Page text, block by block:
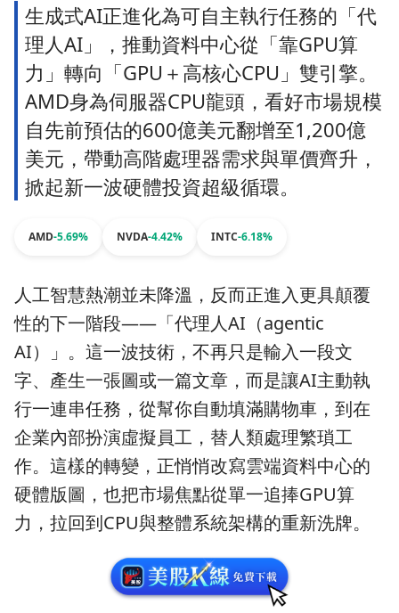
生成式AI正進化為可自主執行任務的「代
理人AI」，推動資料中心從「靠GPU算
力」轉向「GPU＋高核心CPU」雙引擎。
AMD身為伺服器CPU龍頭，看好市場規模
自先前預估的600億美元翻增至1,200億
美元，帶動高階處理器需求與單價齊升，
掀起新一波硬體投資超級循環。
AMD-5.69% NVDA-4.42% INTC-6.18%
人工智慧熱潮並未降溫，反而正進入更具顛覆
性的下一階段——「代理人AI（agentic
AI）」。這一波技術，不再只是輸入一段文
字、產生一張圖或一篇文章，而是讓AI主動執
行一連串任務，從幫你自動填滿購物車，到在
企業內部扮演虛擬員工，替人類處理繁瑣工
作。這樣的轉變，正悄悄改寫雲端資料中心的
硬體版圖，也把市場焦點從單一追捧GPU算
力，拉回到CPU與整體系統架構的重新洗牌。